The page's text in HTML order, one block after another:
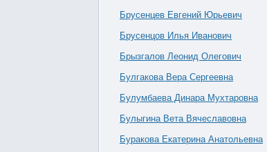
Брусенцев Евгений Юрьевич
Брусенцов Илья Иванович
Брызгалов Леонид Олегович
Булгакова Вера Сергеевна
Булумбаева Динара Мухтаровна
Булыгина Вета Вячеславовна
Буракова Екатерина Анатольевна